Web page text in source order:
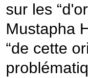
sur les
Mustapha
“de cette